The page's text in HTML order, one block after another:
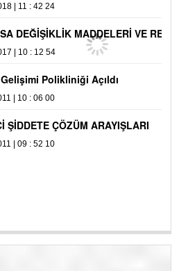
VE REFERANDUM
Açıldı
ARAYIŞLARI